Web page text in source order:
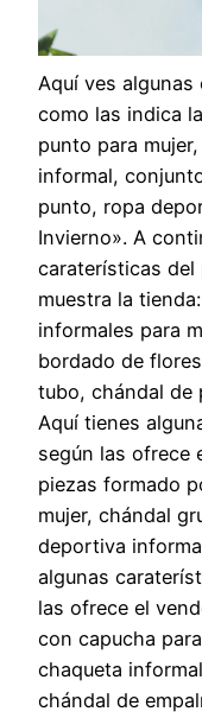
Aquí ves
como las indica
punto para
informal,
punto, ropa
Invierno». A
caraterísticas
muestra la
informales para
bordado de
tubo, chándal de
Aquí tienes
según las ofrece
piezas formado
mujer, chándal
deportiva
algunas
las ofrece el
con capucha
chaqueta
chándal de